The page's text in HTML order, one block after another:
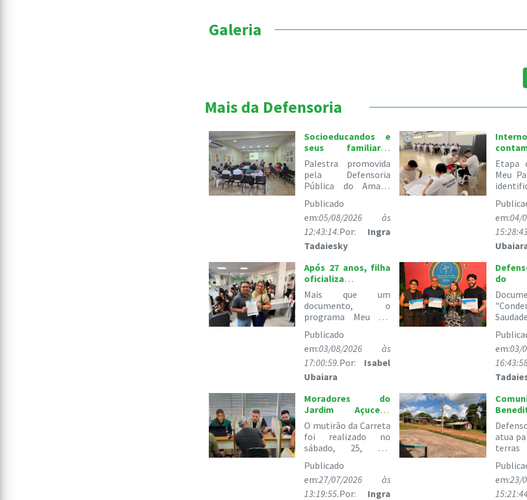
Galeria
Mais da Defensoria
Socioeducandos e
seus familiares
reforçam vínculos
em palestra sobre o
Estatuto da Criança
e do Adolescente
Palestra promovida
pela Defensoria
Pública do Amapá
famílias durante
medida
socioeducativa.
Publicado
em:05/08/2026 às
12:43:14.Por: Ingra
Tadaiesky
filhos
Etapa
Meu
em:
Após 27 anos, filha
oficializa
reconhecimento de
pai socioafetivo
durante mutirão da
Defensoria
Mais que um
documento, o
programa Meu Pai
relações construídas
pelo afeto e assegura
os direitos
decorrentes da
filiação
Publicado
em:03/08/2026 às
17:00:59.Por: Isabel
Ubaiara
do
do
justiça
do
de
uma
em:
Moradores do
Jardim Açucena
têm acesso à
justiça e
qualificação
profissional em
ação da Defensoria
Pública
O mutirão da Carreta
foi realizado no
sábado, 25, em
pessoas da
comunidade.
Publicado
em:27/07/2026 às
13:19:55.Por: Ingra
após
de
atua
terras
que
em: